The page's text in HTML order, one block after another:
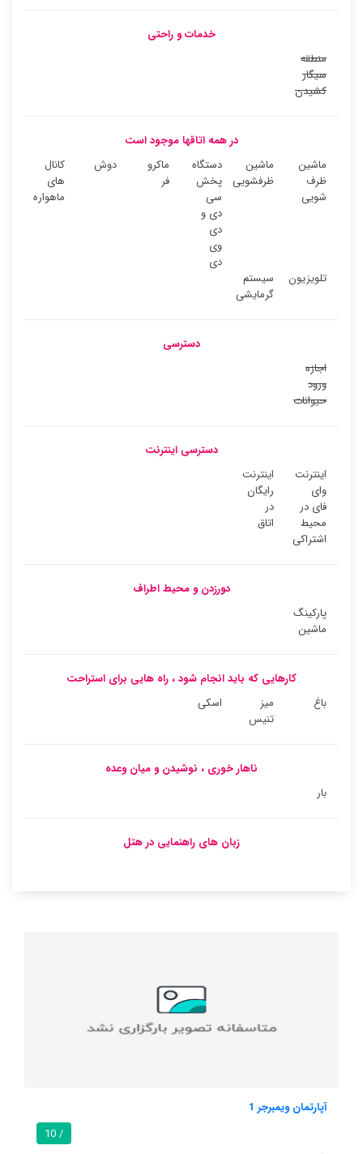
خدمات و راحتی
منطقه
سیگار
کشیدن
در همه اتاقها موجود است
ماشین
ظرف
شویی
ماشین
ظرفشویی
دستگاه
پخش
سی
دی و
دی
وی
دی
ماکرو
فر
دوش
کانال
های
ماهواره
تلویزیون
سیستم
گرمایشی
دسترسی
اجازه
ورود
حیوانات
دسترسی اینترنت
اینترنت
وای
فای در
محیط
اشتراکی
اینترنت
رایگان
در
اتاق
دورزدن و محیط اطراف
پارکینگ
ماشین
کارهایی که باید انجام شود ، راه هایی برای استراحت
باغ
میز
تنیس
اسکی
ناهار خوری ، نوشیدن و میان وعده
بار
زبان های راهنمایی در هتل
اوبرماهل